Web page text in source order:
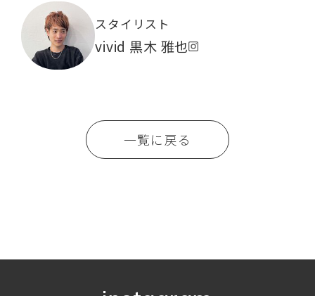
スタイリスト
vivid 黒木 雅也
一覧に戻る